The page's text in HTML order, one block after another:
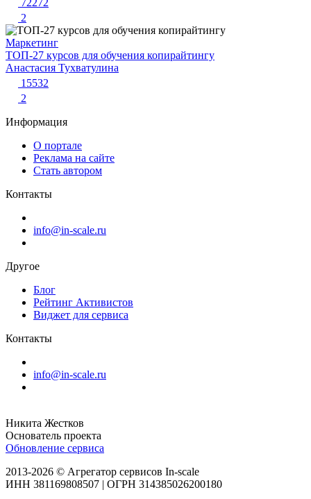
72272
2
Маркетинг
ТОП-27 курсов для обучения копирайтингу
Анастасия Тухватулина
15532
2
Информация
О портале
Реклама на сайте
Стать автором
Контакты
info@in-scale.ru
Другое
Блог
Рейтинг Активистов
Виджет для сервиса
Контакты
info@in-scale.ru
Никита Жестков
Основатель проекта
Обновление сервиса
2013-2026 © Агрегатор сервисов In-scale
ИНН 381169808507 | ОГРН 314385026200180